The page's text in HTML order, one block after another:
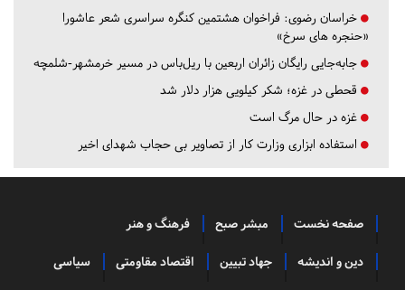
خراسان رضوی: فراخوان هشتمین کنگره سراسری شعر عاشورا
«حنجره های سرخ»
جابه‌جایی رایگان زائران اربعین با ریل‌باس در مسیر خرمشهر-شلمچه
قحطی در غزه؛ شکر کیلویی هزار دلار شد
غزه در حال مرگ است
استفاده ابزاری وزارت کار از تصاویر بی حجاب شهدای اخیر
صفحه نخست مبشر صبح فرهنگ و هنر
دین و اندیشه جهاد تبیین اقتصاد مقاومتی سیاسی